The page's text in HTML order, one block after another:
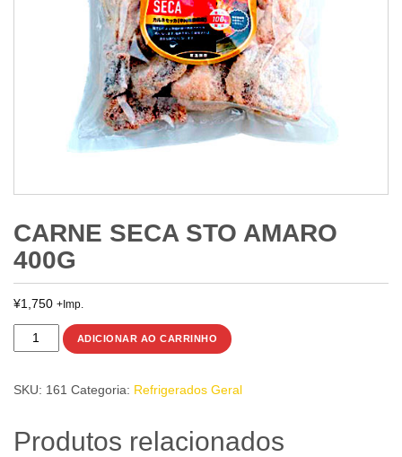
CARNE SECA STO AMARO
400G
¥1,750 +Imp.
CARNE
SECA
quantidade
ADICIONAR AO CARRINHO
SKU: 161 Categoria: Refrigerados Geral
Produtos relacionados